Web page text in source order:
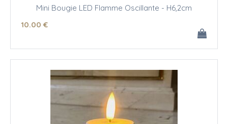
Mini Bougie LED Flamme Oscillante - H6,2cm
10.00 €